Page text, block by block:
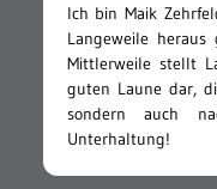
Ich bin Maik
Langeweile
Mittlerweile stellt
guten Laune dar,
sondern auch
Unterhaltung!